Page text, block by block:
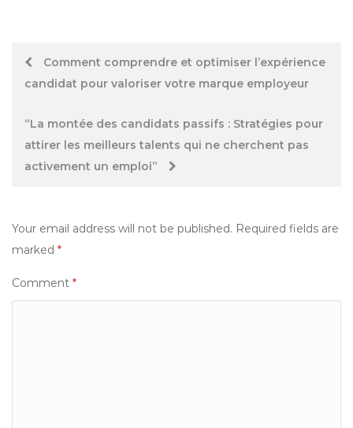
PostComment comprendre et optimiser l’expérience
candidat pour valoriser votre marque employeur
“La montée des candidats passifs : Stratégies pour
attirer les meilleurs talents qui ne cherchent pas
activement un emploi”
Your email address will not be published. Required fields are
marked *
Comment *